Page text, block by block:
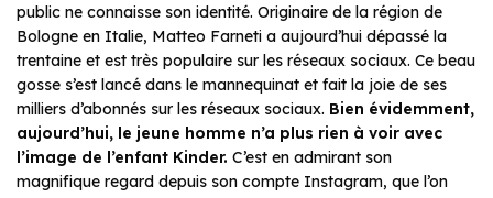
public ne connaisse son identité. Originaire de la région de
Bologne en Italie, Matteo Farneti a aujourd’hui dépassé la
trentaine et est très populaire sur les réseaux sociaux. Ce beau
gosse s’est lancé dans le mannequinat et fait la joie de ses
milliers d’abonnés sur les réseaux sociaux. Bien évidemment,
aujourd’hui, le jeune homme n’a plus rien à voir avec
l’image de l’enfant Kinder. C’est en admirant son
magnifique regard depuis son compte Instagram, que l’on